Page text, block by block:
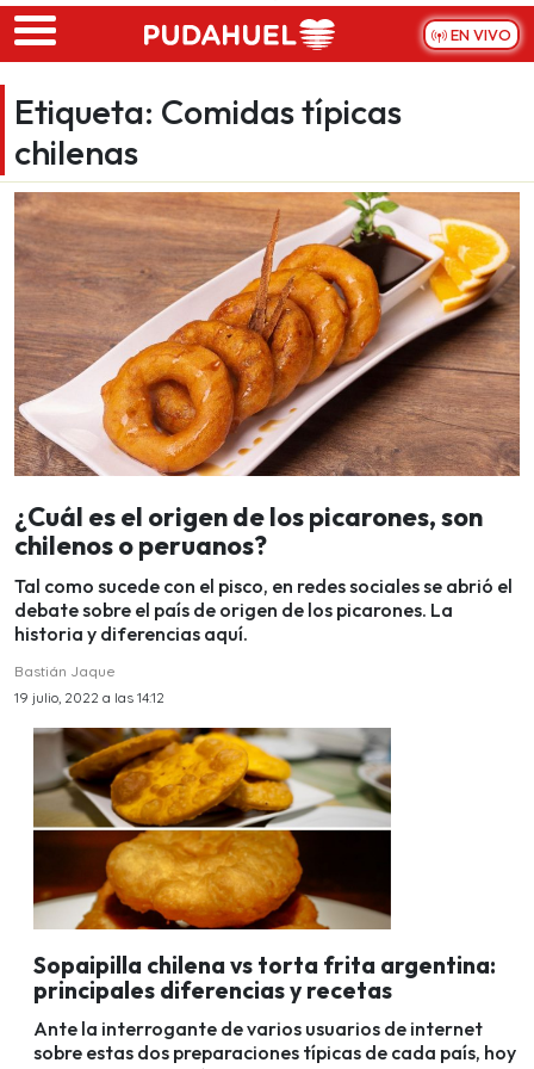
Skip to main content
EN VIVO
Etiqueta: Comidas típicas
chilenas
¿Cuál es el origen de los picarones, son
chilenos o peruanos?
Tal como sucede con el pisco, en redes sociales se abrió el
debate sobre el país de origen de los picarones. La
historia y diferencias aquí.
Bastián Jaque
19 julio, 2022 a las 14:12
Sopaipilla chilena vs torta frita argentina:
principales diferencias y recetas
Ante la interrogante de varios usuarios de internet
sobre estas dos preparaciones típicas de cada país, hoy